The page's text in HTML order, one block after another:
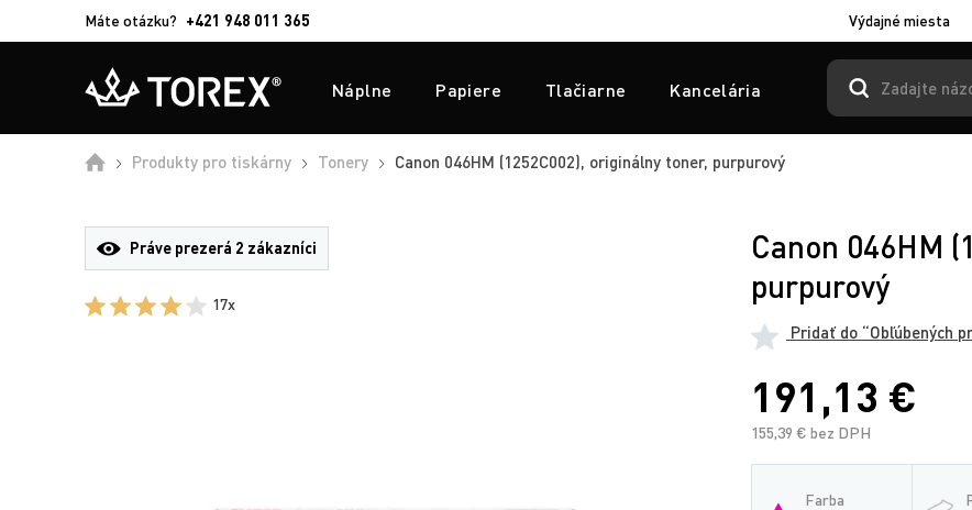
Máte otázku? +421 948 011 365 Výdajné miesta
Náplne Papiere Tlačiarne Kancelária
Produkty pro tiskárny Tonery Canon 046HM (1252C002), originálny toner, purpurový
Práve prezerá 2 zákazníci
17x
Canon 046HM
purpurový
Pridať do “Obľúbených
191,13 €
155,39 € bez DPH
Farba